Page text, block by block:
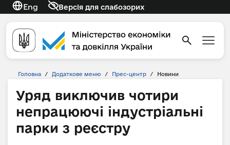
Eng Версія для слабозорих
Головна / Додаткове меню / Прес-центр / Новини
Уряд виключив чотири
непрацюючі індустріальні
парки з реєстру